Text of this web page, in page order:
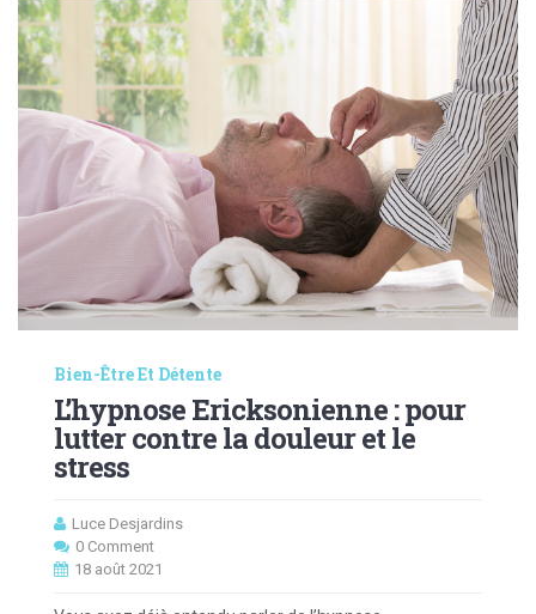
Bien-Être Et Détente
L’hypnose Ericksonienne : pour
lutter contre la douleur et le
stress
Luce Desjardins
0 Comment
18 août 2021